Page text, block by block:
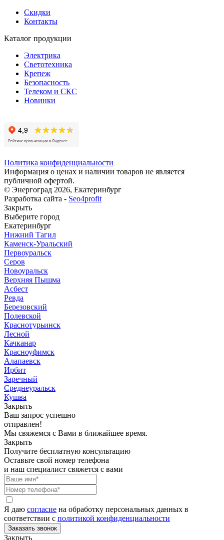
Скидки
Контакты
Каталог продукции
Электрика
Светотехника
Крепеж
Безопасность
Телеком и СКС
Новинки
Политика конфиденциальности
Информация о ценах и наличии товаров не является
публичной офертой.
© Энергоград 2026, Екатеринбург
Разработка сайта - Seo4profit
Закрыть
Выберите город
Екатеринбург
Нижний Тагил
Каменск-Уральский
Первоуральск
Серов
Новоуральск
Верхняя Пышма
Асбест
Ревда
Березовский
Полевской
Краснотурьинск
Лесной
Качканар
Красноуфимск
Алапаевск
Ирбит
Заречный
Среднеуральск
Кушва
Закрыть
Ваш запрос успешно
отправлен!
Мы свяжемся с Вами в ближайшее время.
Закрыть
Получите бесплатную консультацию
Оставьте свой номер телефона
и наш специалист свяжется с вами
Я даю согласие на обработку персональных данных в
соответствии с политикой конфиденциальности
Закрыть